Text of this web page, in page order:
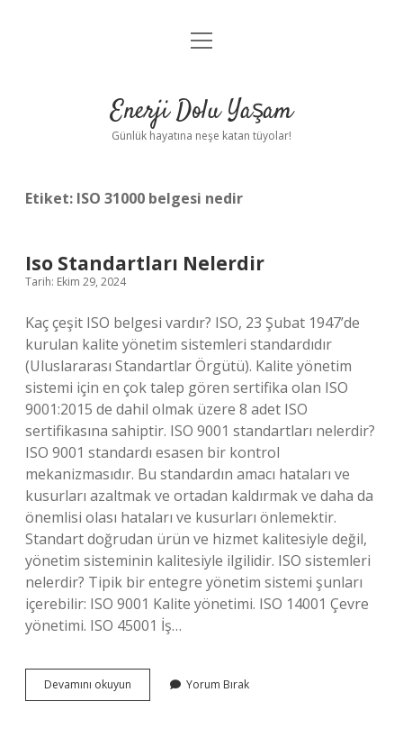
Anasayfa
Yasal Uyarı
menüyü
Enerji Dolu Yaşam
Günlük hayatına neşe katan tüyolar!
Etiket: ISO 31000 belgesi nedir
Iso Standartları Nelerdir
Tarih: Ekim 29, 2024
Kaç çeşit ISO belgesi vardır? ISO, 23 Şubat 1947’de
kurulan kalite yönetim sistemleri standardıdır
(Uluslararası Standartlar Örgütü). Kalite yönetim
sistemi için en çok talep gören sertifika olan ISO
9001:2015 de dahil olmak üzere 8 adet ISO
sertifikasına sahiptir. ISO 9001 standartları nelerdir?
ISO 9001 standardı esasen bir kontrol
mekanizmasıdır. Bu standardın amacı hataları ve
kusurları azaltmak ve ortadan kaldırmak ve daha da
önemlisi olası hataları ve kusurları önlemektir.
Standart doğrudan ürün ve hizmet kalitesiyle değil,
yönetim sisteminin kalitesiyle ilgilidir. ISO sistemleri
nelerdir? Tipik bir entegre yönetim sistemi şunları
içerebilir: ISO 9001 Kalite yönetimi. ISO 14001 Çevre
yönetimi. ISO 45001 İş…
Devamını okuyun
Standartları
Yorum Bırak